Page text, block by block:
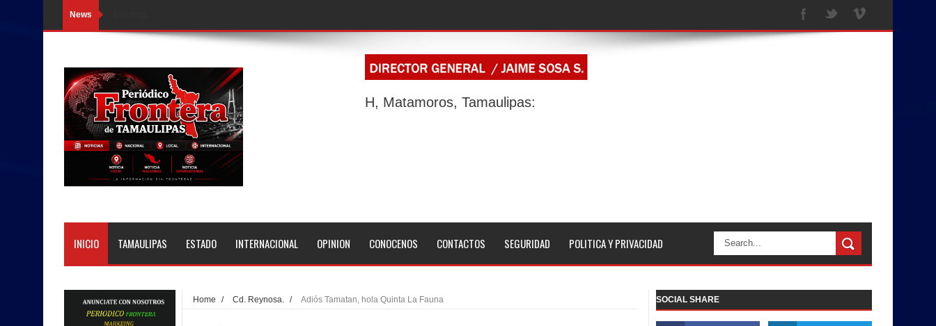
News
H, Matamoros, Tamaulipas:
INICIO TAMAULIPAS ESTADO INTERNACIONAL OPINION CONOCENOS CONTACTOS SEGURIDAD POLITICA Y PRIVACIDAD
Home / Cd. Reynosa. / Adiós Tamatan, hola Quinta La Fauna SOCIAL SHARE